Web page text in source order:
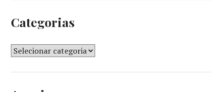
Categorias